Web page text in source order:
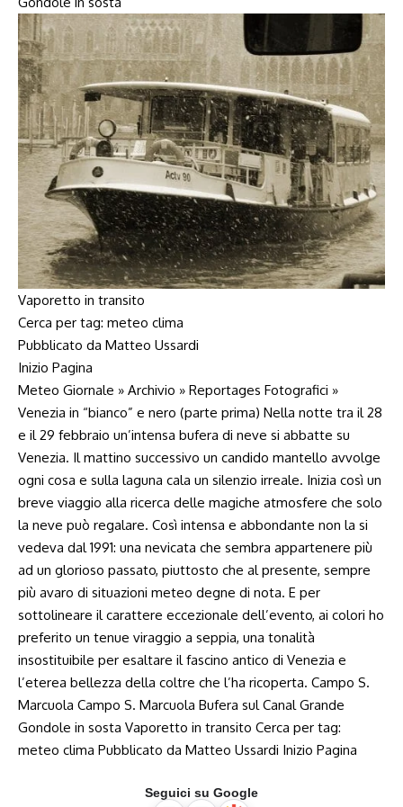
Vaporetto in transito
Cerca per tag: meteo clima
Pubblicato da Matteo Ussardi
Inizio Pagina
Meteo Giornale » Archivio » Reportages Fotografici »
Venezia in “bianco” e nero (parte prima) Nella notte tra il 28
e il 29 febbraio un’intensa bufera di neve si abbatte su
Venezia. Il mattino successivo un candido mantello avvolge
ogni cosa e sulla laguna cala un silenzio irreale. Inizia così un
breve viaggio alla ricerca delle magiche atmosfere che solo
la neve può regalare. Così intensa e abbondante non la si
vedeva dal 1991: una nevicata che sembra appartenere più
ad un glorioso passato, piuttosto che al presente, sempre
più avaro di situazioni meteo degne di nota. E per
sottolineare il carattere eccezionale dell’evento, ai colori ho
preferito un tenue viraggio a seppia, una tonalità
insostituibile per esaltare il fascino antico di Venezia e
l’eterea bellezza della coltre che l’ha ricoperta. Campo S.
Marcuola Campo S. Marcuola Bufera sul Canal Grande
Gondole in sosta Vaporetto in transito Cerca per tag:
meteo clima Pubblicato da Matteo Ussardi Inizio Pagina
Seguici su Google